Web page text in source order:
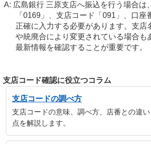
広島銀行 三原支店へ振込を行う場合は
「0169」、支店コード「091」、口座
正確に入力する必要があります。支店
や統廃合により変更されている場合も
最新情報を確認することが重要です。
支店コード確認に役立つコラム
支店コードの調べ方
支店コードの意味、調べ方、店番との違
点を解説します。